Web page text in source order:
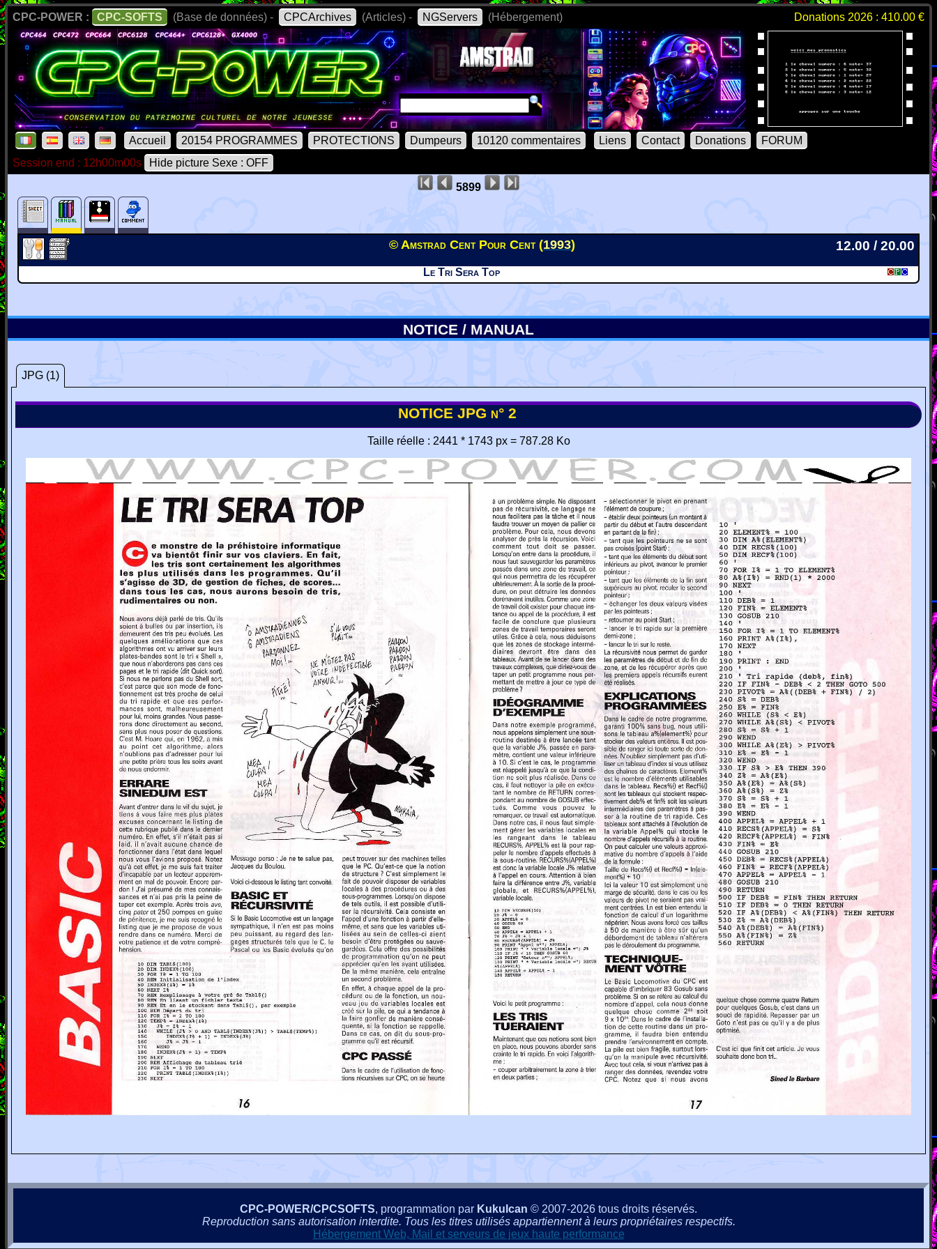
CPC-POWER : CPC-SOFTS (Base de données) - CPCArchives (Articles) - NGServers (Hébergement) Donations 2026 : 410.00 €
Accueil 20154 PROGRAMMES PROTECTIONS Dumpeurs 10120 commentaires Liens Contact Donations
FORUM
Session end : 12h00m00s
Hide picture Sexe : OFF
5899
© Amstrad Cent Pour Cent (1993) 12.00 / 20.00
Le Tri Sera Top
NOTICE / MANUAL
JPG (1)
NOTICE JPG n° 2
Taille réelle : 2441 * 1743 px = 787.28 Ko
CPC-POWER/CPCSOFTS, programmation par Kukulcan © 2007-2026 tous droits réservés.
Reproduction sans autorisation interdite. Tous les titres utilisés appartiennent à leurs propriétaires respectifs.
Hébergement Web, Mail et serveurs de jeux haute performance